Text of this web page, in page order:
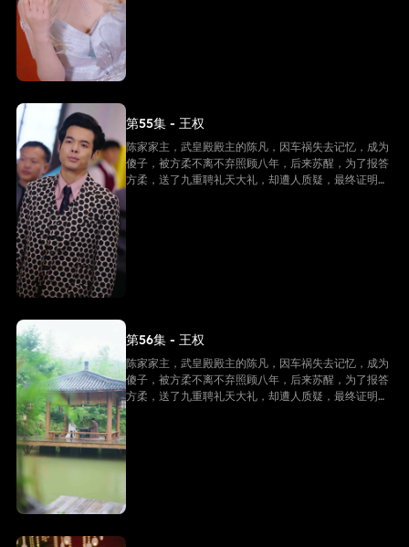
第55集 - 王权
陈家家主，武皇殿殿主的陈凡，因车祸失去记忆，成为
傻子，被方柔不离不弃照顾八年，后来苏醒，为了报答
方柔，送了九重聘礼天大礼，却遭人质疑，最终证明他
终成眷属。
第56集 - 王权
陈家家主，武皇殿殿主的陈凡，因车祸失去记忆，成为
傻子，被方柔不离不弃照顾八年，后来苏醒，为了报答
方柔，送了九重聘礼天大礼，却遭人质疑，最终证明他
是陈家家主，并且还是武皇殿武皇，最终跟方柔有情人
终成眷属。